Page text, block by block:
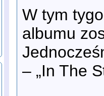
W tym
albumu
– „In The